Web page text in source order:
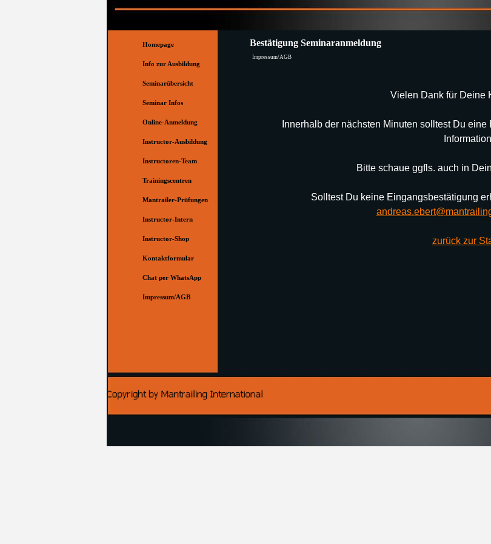
Homepage
Info zur Ausbildung
Seminarübersicht
Seminar Infos
Online-Anmeldung
Instructor-Ausbildung
Instructoren-Team
Trainingscentren
Mantrailer-Prüfungen
Instructor-Intern
Instructor-Shop
Kontaktformular
Chat per WhatsApp
Impressum/AGB
Bestätigung Seminaranmeldung
Impressum/AGB
Vielen Dank für Deine
Innerhalb der nächsten Minuten solltest Du
Bitte schaue ggfls. auch in
Solltest Du keine Eingangsbestätigung
zurück zur